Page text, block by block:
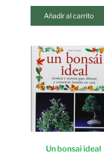
Añadir al carrito
Un bonsai ideal